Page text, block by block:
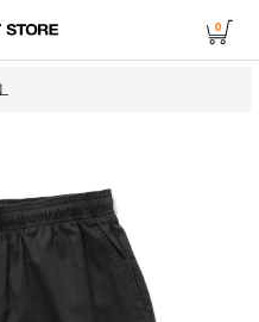
0
送・発送無休 】
送・発送無休 】